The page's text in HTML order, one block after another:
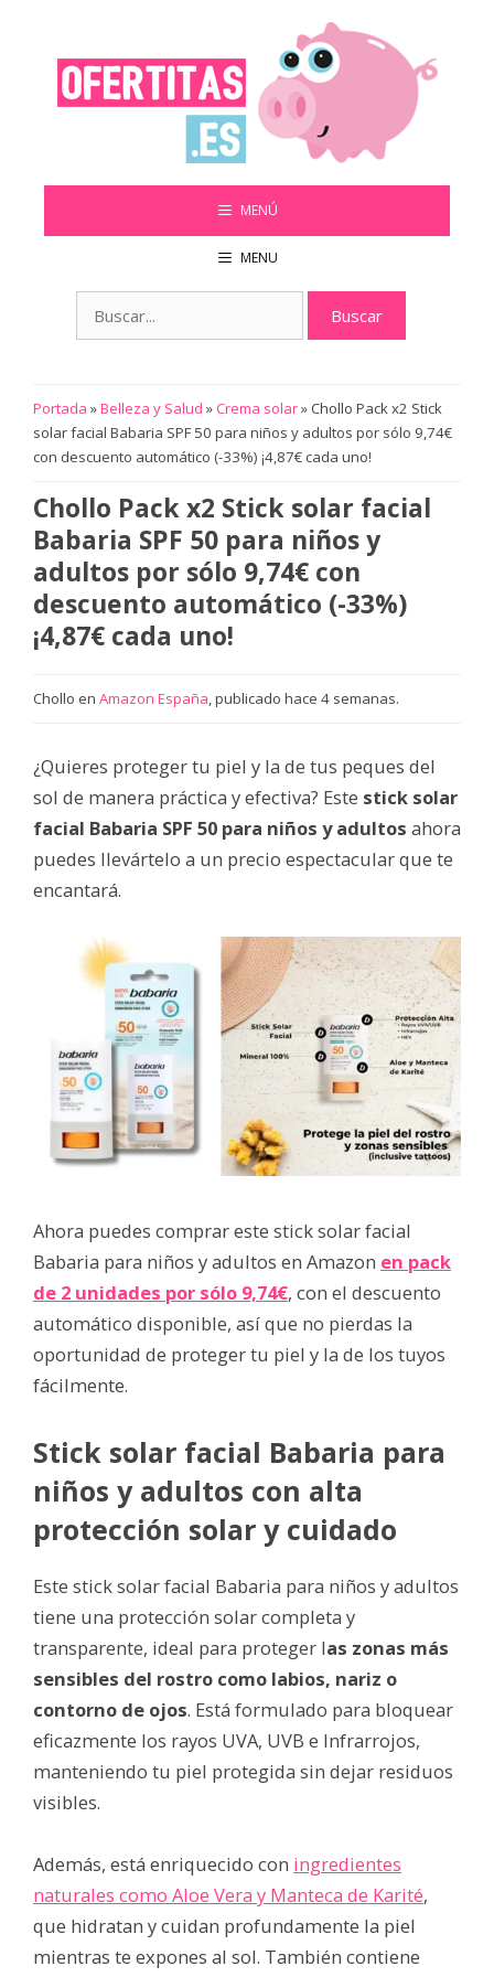
contenido
MENÚ
MENU
Portada »Belleza y Salud »Crema solar» Chollo Pack x2 Stick
solar facial Babaria SPF 50 para niños y adultos por sólo 9,74€
con descuento automático (-33%) ¡4,87€ cada uno!
Chollo Pack x2 Stick solar facial
Babaria SPF 50 para niños y
adultos por sólo 9,74€ con
descuento automático (-33%)
¡4,87€ cada uno!
Chollo en Amazon España, publicado hace 4 semanas.
¿Quieres proteger tu piel y la de tus peques del
sol de manera práctica y efectiva? Este stick solar
facial Babaria SPF 50 para niños y adultos ahora
puedes llevártelo a un precio espectacular que te
encantará.
Ahora puedes comprar este stick solar facial
Babaria para niños y adultos en Amazon en pack
de 2 unidades por sólo 9,74€, con el descuento
automático disponible, así que no pierdas la
oportunidad de proteger tu piel y la de los tuyos
fácilmente.
Stick solar facial Babaria para
niños y adultos con alta
protección solar y cuidado
Este stick solar facial Babaria para niños y adultos
tiene una protección solar completa y
transparente, ideal para proteger las zonas más
sensibles del rostro como labios, nariz o
contorno de ojos. Está formulado para bloquear
eficazmente los rayos UVA, UVB e Infrarrojos,
manteniendo tu piel protegida sin dejar residuos
visibles.
Además, está enriquecido con ingredientes
naturales como Aloe Vera y Manteca de Karité,
que hidratan y cuidan profundamente la piel
mientras te expones al sol. También contiene